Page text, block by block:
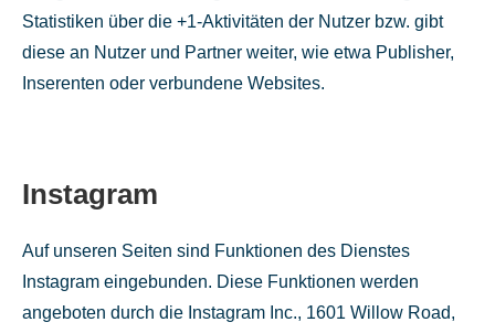
Statistiken über die +1-Aktivitäten der Nutzer bzw. gibt
diese an Nutzer und Partner weiter, wie etwa Publisher,
Inserenten oder verbundene Websites.
Instagram
Auf unseren Seiten sind Funktionen des Dienstes
Instagram eingebunden. Diese Funktionen werden
angeboten durch die Instagram Inc., 1601 Willow Road,